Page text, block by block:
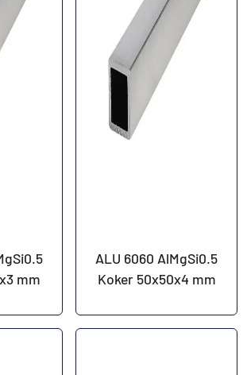
mm
ALU 6060 AlMgSi0.5
Koker 50x50x4 mm